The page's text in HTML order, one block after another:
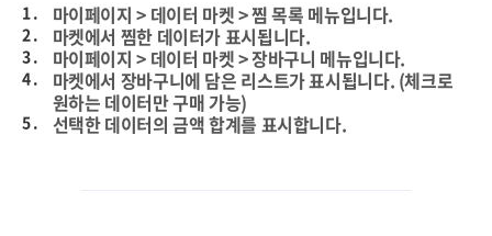
1 . 마이페이지 > 데이터 마켓 > 찜 목록 메뉴입니다.
2 . 마켓에서 찜한 데이터가 표시됩니다.
3 . 마이페이지 > 데이터 마켓 > 장바구니 메뉴입니다.
4 .
마켓에서 장바구니에 담은 리스트가 표시됩니다. (체크로
원하는 데이터만 구매 가능)
5 . 선택한 데이터의 금액 합계를 표시합니다.